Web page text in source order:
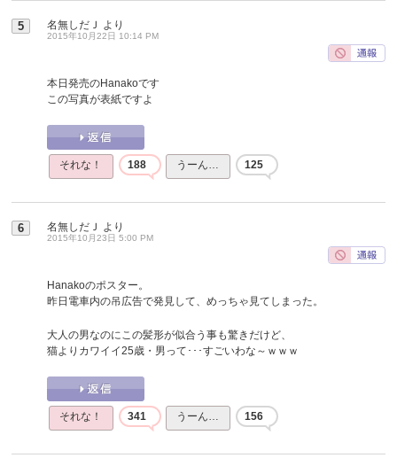
5 名無しだＪ より
2015年10月22日 10:14 PM
本日発売のHanakoです
この写真が表紙ですよ
それな！ 188 うーん… 125
6 名無しだＪ より
2015年10月23日 5:00 PM
Hanakoのポスター。
昨日電車内の吊広告で発見して、めっちゃ見てしまった。
大人の男なのにこの髪形が似合う事も驚きだけど、
猫よりカワイイ25歳・男って･･･すごいわな～ｗｗｗ
それな！ 341 うーん… 156